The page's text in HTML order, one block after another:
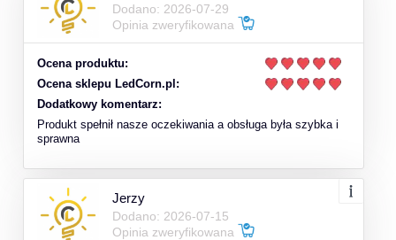
Dodano: 2026-07-29
Opinia zweryfikowana
Ocena produktu:
Ocena sklepu LedCorn.pl:
Dodatkowy komentarz:
Produkt spełnił nasze oczekiwania a obsługa była szybka i
sprawna
Jerzy
Dodano: 2026-07-15
Opinia zweryfikowana